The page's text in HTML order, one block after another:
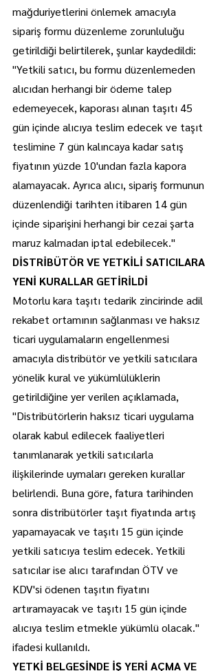
mağduriyetlerini önlemek amacıyla
sipariş formu düzenleme zorunluluğu
getirildiği belirtilerek, şunlar kaydedildi:
"Yetkili satıcı, bu formu düzenlemeden
alıcıdan herhangi bir ödeme talep
edemeyecek, kaporası alınan taşıtı 45
gün içinde alıcıya teslim edecek ve taşıt
teslimine 7 gün kalıncaya kadar satış
fiyatının yüzde 10'undan fazla kapora
alamayacak. Ayrıca alıcı, sipariş formunun
düzenlendiği tarihten itibaren 14 gün
içinde siparişini herhangi bir cezai şarta
maruz kalmadan iptal edebilecek."
DİSTRİBÜTÖR VE YETKİLİ SATICILARA
YENİ KURALLAR GETİRİLDİ
Motorlu kara taşıtı tedarik zincirinde adil
rekabet ortamının sağlanması ve haksız
ticari uygulamaların engellenmesi
amacıyla distribütör ve yetkili satıcılara
yönelik kural ve yükümlülüklerin
getirildiğine yer verilen açıklamada,
"Distribütörlerin haksız ticari uygulama
olarak kabul edilecek faaliyetleri
tanımlanarak yetkili satıcılarla
ilişkilerinde uymaları gereken kurallar
belirlendi. Buna göre, fatura tarihinden
sonra distribütörler taşıt fiyatında artış
yapamayacak ve taşıtı 15 gün içinde
yetkili satıcıya teslim edecek. Yetkili
satıcılar ise alıcı tarafından ÖTV ve
KDV'si ödenen taşıtın fiyatını
artıramayacak ve taşıtı 15 gün içinde
alıcıya teslim etmekle yükümlü olacak."
ifadesi kullanıldı.
YETKİ BELGESİNDE İŞ YERİ AÇMA VE